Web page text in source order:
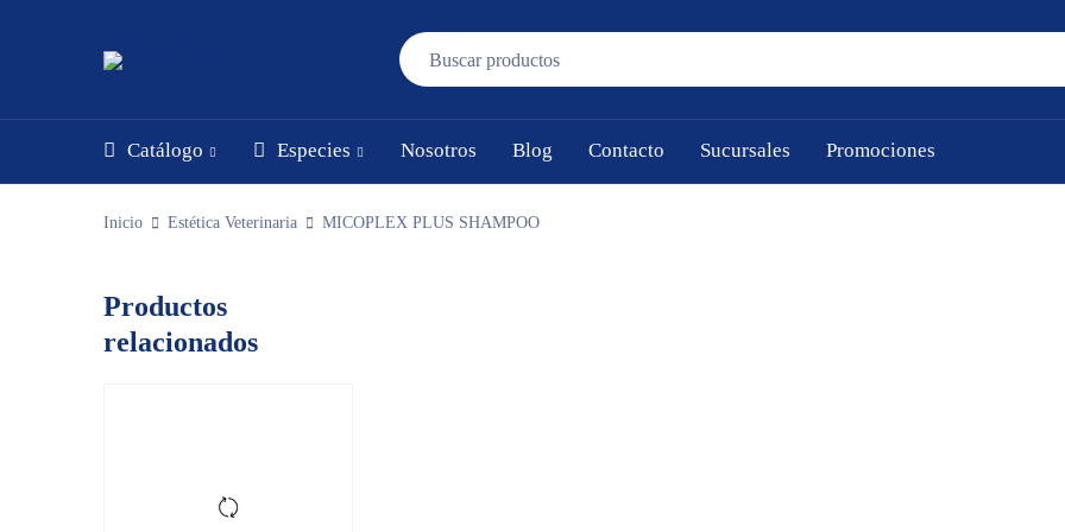
Catálogo Especies Nosotros Blog Contacto Sucursales Promociones
Inicio Estética Veterinaria MICOPLEX PLUS SHAMPOO
Productos
relacionados